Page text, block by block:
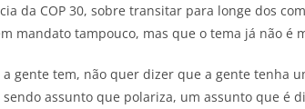
da COP 30, sobre transitar para longe dos
mandato tampouco, mas que o tema já não é
a gente tem, não quer dizer que a gente tenha
assunto que polariza, um assunto que é